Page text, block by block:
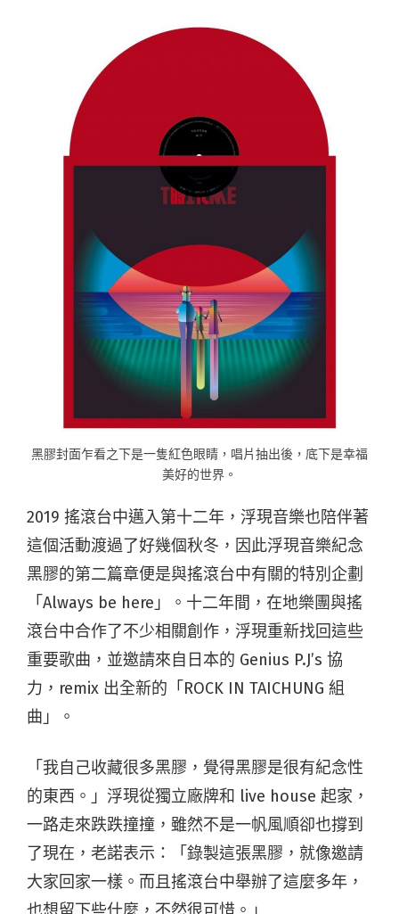
黑膠封面乍看之下是一隻紅色眼睛，唱片抽出後，底下是幸福
美好的世界。
2019 搖滾台中邁入第十二年，浮現音樂也陪伴著
這個活動渡過了好幾個秋冬，因此浮現音樂紀念
黑膠的第二篇章便是與搖滾台中有關的特別企劃
「Always be here」。十二年間，在地樂團與搖
滾台中合作了不少相關創作，浮現重新找回這些
重要歌曲，並邀請來自日本的 Genius P.J’s 協
力，remix 出全新的「ROCK IN TAICHUNG 組
曲」。
「我自己收藏很多黑膠，覺得黑膠是很有紀念性
的東西。」浮現從獨立廠牌和 live house 起家，
一路走來跌跌撞撞，雖然不是一帆風順卻也撐到
了現在，老諾表示：「錄製這張黑膠，就像邀請
大家回家一樣。而且搖滾台中舉辦了這麼多年，